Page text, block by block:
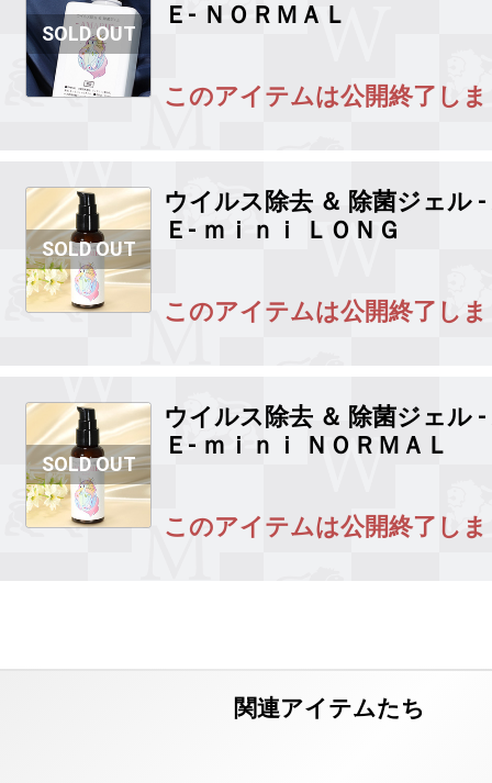
Ｅ- ＮＯＲＭＡＬ
このアイテムは公開終了し
ウイルス除去 ＆ 除菌ジェル
Ｅ- ｍｉｎｉ ＬＯＮＧ
このアイテムは公開終了し
ウイルス除去 ＆ 除菌ジェル
Ｅ- ｍｉｎｉ ＮＯＲＭＡＬ
このアイテムは公開終了し